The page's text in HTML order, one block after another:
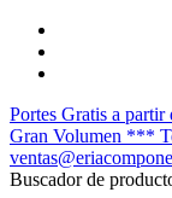
Saltar
contenido
Portes Gratis a partir
Gran Volumen ***
Buscador de